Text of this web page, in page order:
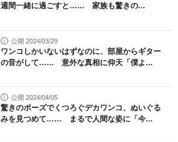
週間一緒に過ごすと…… 家族も驚きの...
公開 2024/03/29
ワンコしかいないはずなのに、部屋からギター
の音がして…… 意外な真相に仰天「僕よ...
公開 2024/04/05
驚きのポーズでくつろぐデカワンコ、ぬいぐる
みを見つめて…… まるで人間な姿に「今...